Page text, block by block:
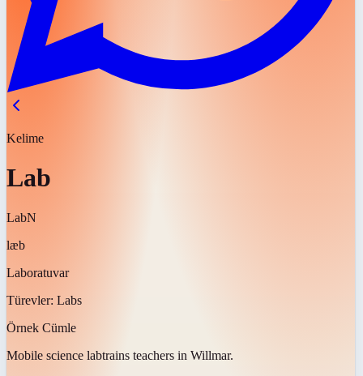
Kelime
Lab
LabN
læb
Laboratuvar
Türevler: Labs
Örnek Cümle
Mobile science labtrains teachers in Willmar.